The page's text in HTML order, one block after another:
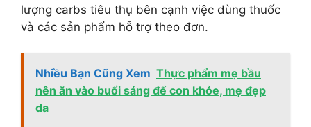
lượng carbs tiêu thụ bên cạnh việc dùng thuốc
và các sản phẩm hỗ trợ theo đơn.
Nhiều Bạn Cũng Xem Thực phẩm mẹ bầu
nên ăn vào buổi sáng để con khỏe, mẹ đẹp
da